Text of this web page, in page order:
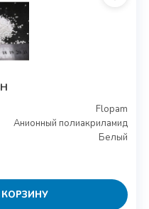
Flopam
Анионный полиакриламид
Белый